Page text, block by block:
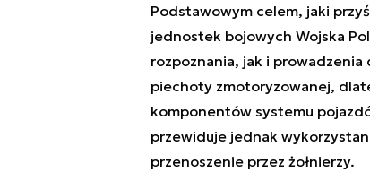
Podstawowym celem, jaki
jednostek bojowych Wojska
rozpoznania, jak i prowadzenia
piechoty zmotoryzowanej,
komponentów systemu
przewiduje jednak
przenoszenie przez żołnierzy.